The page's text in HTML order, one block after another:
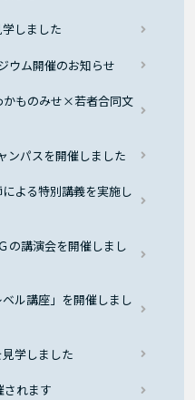
しました
ウム開催のお知らせ
かものみせ×若者合同文
ンパスを開催しました
よる特別講義を実施し
の講演会を開催しまし
ル講座」を開催しまし
学しました
されます